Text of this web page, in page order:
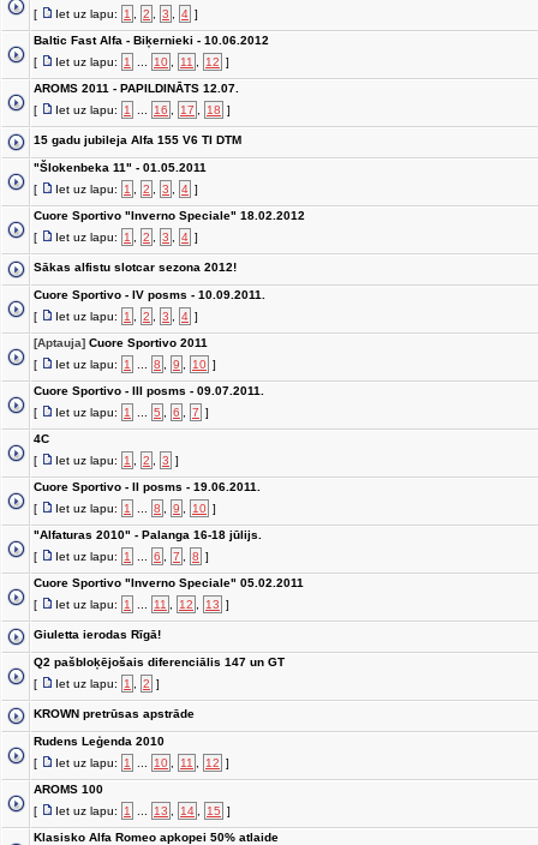
[
Iet uz lapu: 1 2 3 4 ]
Baltic Fast Alfa - Biķernieki - 10.06.2012
[
Iet uz lapu: 1 10 11 12 ]
AROMS 2011 - PAPILDINĀTS 12.07.
[
Iet uz lapu: 1 16 17 18 ]
15 gadu jubileja Alfa 155 V6 TI DTM
"Šlokenbeka 11" - 01.05.2011
[
Iet uz lapu: 1 2 3 4 ]
Cuore Sportivo "Inverno Speciale" 18.02.2012
[
Iet uz lapu: 1 2 3 4 ]
Sākas alfistu slotcar sezona 2012!
Cuore Sportivo - IV posms - 10.09.2011.
[
Iet uz lapu: 1 2 3 4 ]
[Aptauja] Cuore Sportivo 2011
[
Iet uz lapu: 1 8 9 10 ]
Cuore Sportivo - III posms - 09.07.2011.
[
Iet uz lapu: 1 5 6 7 ]
4C
[
Iet uz lapu: 1 2 3 ]
Cuore Sportivo - II posms - 19.06.2011.
[
Iet uz lapu: 1 8 9 10 ]
"Alfaturas 2010" - Palanga 16-18 jūlijs.
[
Iet uz lapu: 1 6 7 8 ]
Cuore Sportivo "Inverno Speciale" 05.02.2011
[
Iet uz lapu: 1 11 12 13 ]
Giuletta ierodas Rīgā!
Q2 pašbloķējošais diferenciālis 147 un GT
[
Iet uz lapu: 1 2 ]
KROWN pretrūsas apstrāde
Rudens Leģenda 2010
[
Iet uz lapu: 1 10 11 12 ]
AROMS 100
[
Iet uz lapu: 1 13 14 15 ]
Klasisko Alfa Romeo apkopei 50% atlaide